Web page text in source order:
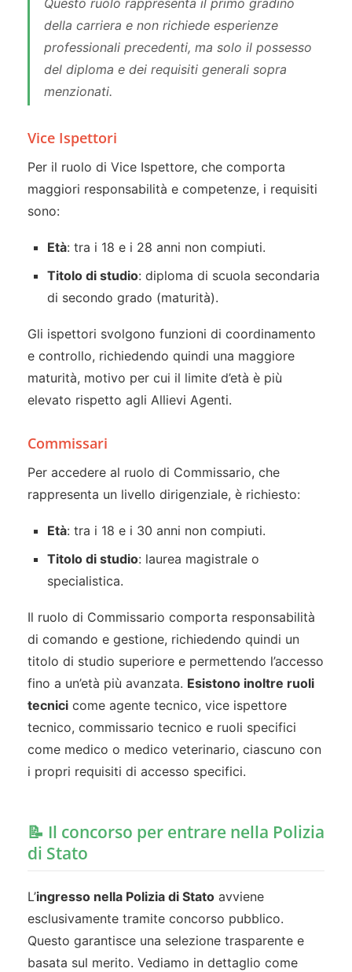
Questo ruolo rappresenta il primo gradino
della carriera e non richiede esperienze
professionali precedenti, ma solo il possesso
del diploma e dei requisiti generali sopra
menzionati.
Vice Ispettori
Per il ruolo di Vice Ispettore, che comporta
maggiori responsabilità e competenze, i requisiti
sono:
Età: tra i 18 e i 28 anni non compiuti.
Titolo di studio: diploma di scuola secondaria
di secondo grado (maturità).
Gli ispettori svolgono funzioni di coordinamento
e controllo, richiedendo quindi una maggiore
maturità, motivo per cui il limite d’età è più
elevato rispetto agli Allievi Agenti.
Commissari
Per accedere al ruolo di Commissario, che
rappresenta un livello dirigenziale, è richiesto:
Età: tra i 18 e i 30 anni non compiuti.
Titolo di studio: laurea magistrale o
specialistica.
Il ruolo di Commissario comporta responsabilità
di comando e gestione, richiedendo quindi un
titolo di studio superiore e permettendo l’accesso
fino a un’età più avanzata. Esistono inoltre ruoli
tecnici come agente tecnico, vice ispettore
tecnico, commissario tecnico e ruoli specifici
come medico o medico veterinario, ciascuno con
i propri requisiti di accesso specifici.
📝 Il concorso per entrare nella Polizia
di Stato
L’ingresso nella Polizia di Stato avviene
esclusivamente tramite concorso pubblico.
Questo garantisce una selezione trasparente e
basata sul merito. Vediamo in dettaglio come